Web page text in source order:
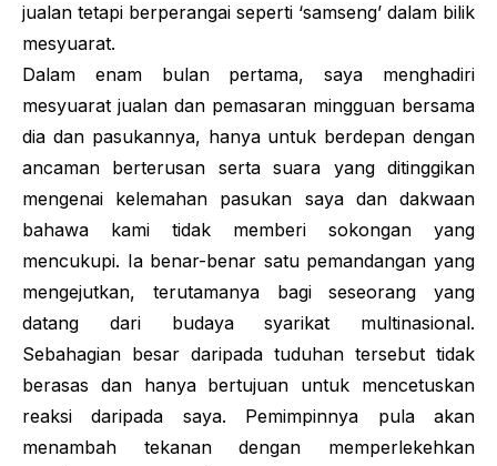
jualan tetapi berperangai seperti ‘samseng’ dalam bilik
mesyuarat.
Dalam enam bulan pertama, saya menghadiri
mesyuarat jualan dan pemasaran mingguan bersama
dia dan pasukannya, hanya untuk berdepan dengan
ancaman berterusan serta suara yang ditinggikan
mengenai kelemahan pasukan saya dan dakwaan
bahawa kami tidak memberi sokongan yang
mencukupi. Ia benar-benar satu pemandangan yang
mengejutkan, terutamanya bagi seseorang yang
datang dari budaya syarikat multinasional.
Sebahagian besar daripada tuduhan tersebut tidak
berasas dan hanya bertujuan untuk mencetuskan
reaksi daripada saya. Pemimpinnya pula akan
menambah tekanan dengan memperlekehkan